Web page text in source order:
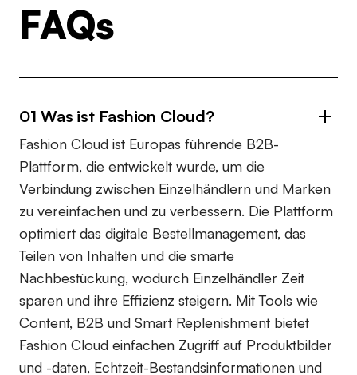
FAQs
01 Was ist Fashion Cloud?
Fashion Cloud ist Europas führende B2B-
Plattform, die entwickelt wurde, um die
Verbindung zwischen Einzelhändlern und Marken
zu vereinfachen und zu verbessern. Die Plattform
optimiert das digitale Bestellmanagement, das
Teilen von Inhalten und die smarte
Nachbestückung, wodurch Einzelhändler Zeit
sparen und ihre Effizienz steigern. Mit Tools wie
Content, B2B und Smart Replenishment bietet
Fashion Cloud einfachen Zugriff auf Produktbilder
und -daten, Echtzeit-Bestandsinformationen und